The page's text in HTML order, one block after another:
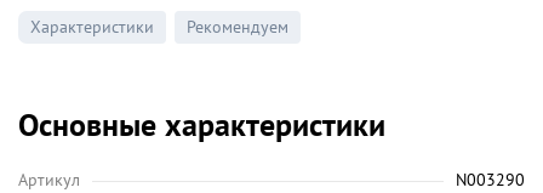
Характеристики Рекомендуем
Основные характеристики
Артикул
N003290